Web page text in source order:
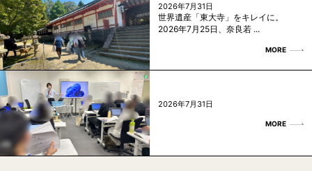
2026年7月31日
世界遺産「東大寺」をキレイに。
2026年7月25日、奈良若 ...
MORE
2026年7月31日
MORE